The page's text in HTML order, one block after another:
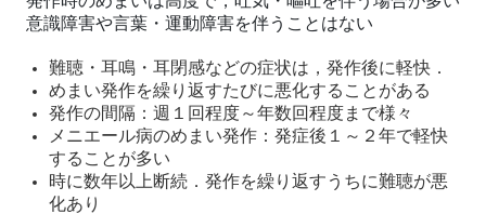
意識障害や言葉・運動障害を伴うことはない
難聴・耳鳴・耳閉感などの症状は，発作後に軽快．
めまい発作を繰り返すたびに悪化することがある
発作の間隔：週１回程度～年数回程度まで様々
メニエール病のめまい発作：発症後１～２年で軽快
することが多い
時に数年以上断続．発作を繰り返すうちに難聴が悪
化あり